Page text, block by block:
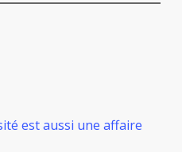
est aussi une affaire